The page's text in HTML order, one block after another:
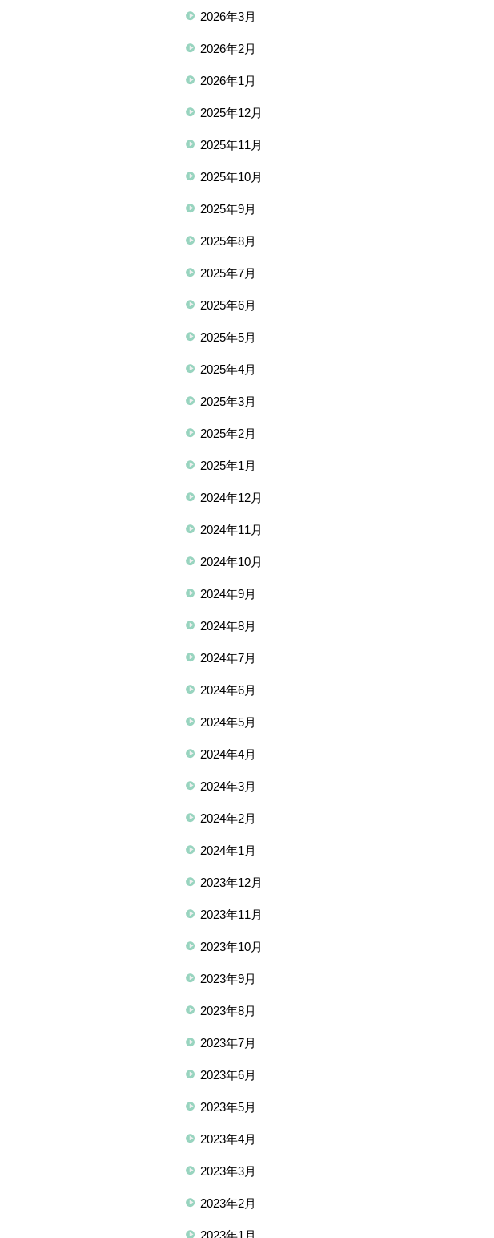
2026年3月
2026年2月
2026年1月
2025年12月
2025年11月
2025年10月
2025年9月
2025年8月
2025年7月
2025年6月
2025年5月
2025年4月
2025年3月
2025年2月
2025年1月
2024年12月
2024年11月
2024年10月
2024年9月
2024年8月
2024年7月
2024年6月
2024年5月
2024年4月
2024年3月
2024年2月
2024年1月
2023年12月
2023年11月
2023年10月
2023年9月
2023年8月
2023年7月
2023年6月
2023年5月
2023年4月
2023年3月
2023年2月
2023年1月